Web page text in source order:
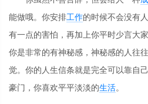
能做哦。你安排工作的时候不会没有
有一点的害怕，再加上你平时少言大
你是非常的有神秘感，神秘感的人往
觉。你的人生信条就是完全可以靠自
豪门，你喜欢平平淡淡的生活。